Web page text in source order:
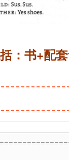
：书+配套